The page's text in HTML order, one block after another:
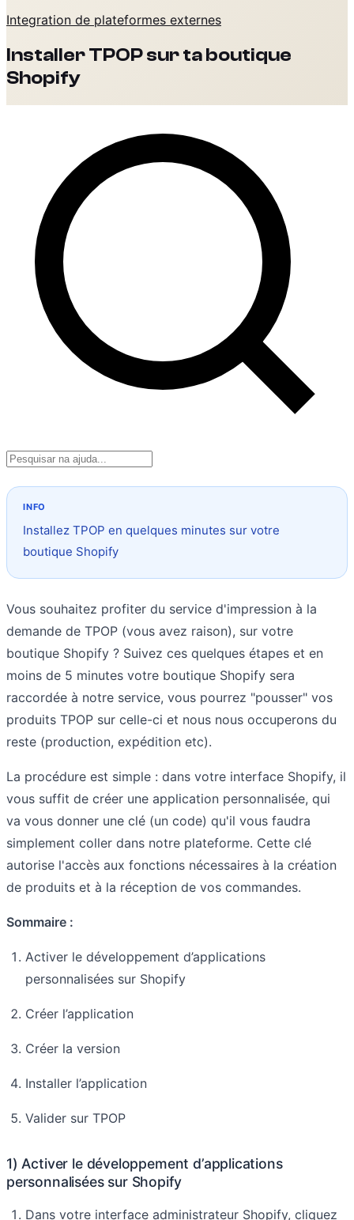
Integration de plateformes externes
Installer TPOP sur ta boutique
Shopify
Installez TPOP en quelques minutes sur votre
boutique Shopify
Vous souhaitez profiter du service d'impression à la
demande de TPOP (vous avez raison), sur votre
boutique Shopify ? Suivez ces quelques étapes et en
moins de 5 minutes votre boutique Shopify sera
raccordée à notre service, vous pourrez "pousser" vos
produits TPOP sur celle-ci et nous nous occuperons du
reste (production, expédition etc).
La procédure est simple : dans votre interface Shopify, il
vous suffit de créer une application personnalisée, qui
va vous donner une clé (un code) qu'il vous faudra
simplement coller dans notre plateforme. Cette clé
autorise l'accès aux fonctions nécessaires à la création
de produits et à la réception de vos commandes.
Sommaire :
Activer le développement d’applications
personnalisées sur Shopify
Créer l’application
Créer la version
Installer l’application
Valider sur TPOP
1) Activer le développement d’applications
personnalisées sur Shopify
Dans votre interface administrateur Shopify, cliquez